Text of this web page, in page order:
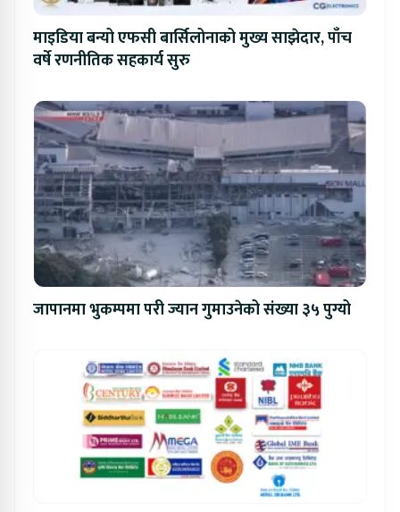
माइडिया बन्यो एफसी बार्सिलोनाको मुख्य साझेदार, पाँच
वर्षे रणनीतिक सहकार्य सुरु
जापानमा भुकम्पमा परी ज्यान गुमाउनेको संख्या ३५ पुग्यो